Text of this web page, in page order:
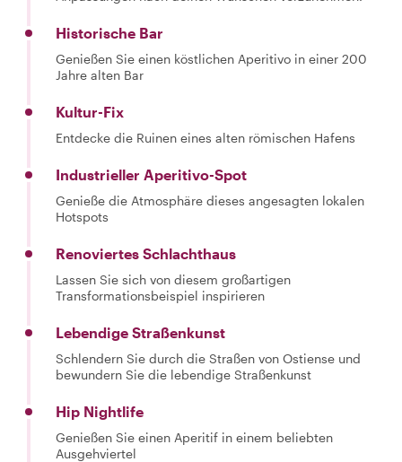
Historische Bar
Genießen Sie einen köstlichen Aperitivo in einer 200
Jahre alten Bar
Kultur-Fix
Entdecke die Ruinen eines alten römischen Hafens
Industrieller Aperitivo-Spot
Genieße die Atmosphäre dieses angesagten lokalen
Hotspots
Renoviertes Schlachthaus
Lassen Sie sich von diesem großartigen
Transformationsbeispiel inspirieren
Lebendige Straßenkunst
Schlendern Sie durch die Straßen von Ostiense und
bewundern Sie die lebendige Straßenkunst
Hip Nightlife
Genießen Sie einen Aperitif in einem beliebten
Ausgehviertel